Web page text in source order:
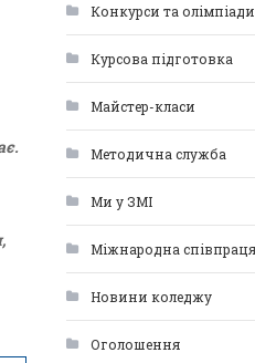
Конкурси та олімпіади
Курсова підготовка
Майстер-класи
Методична служба
Ми у ЗМІ
Міжнародна співпраця
Новини коледжу
Оголошення